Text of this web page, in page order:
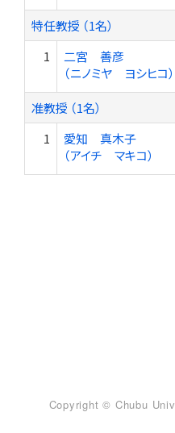
特任教授 （1名）
1
二宮 善彦
（ニノミヤ ヨシヒコ）
准教授 （1名）
1
愛知 真木子
（アイチ マキコ）
Copyright © Chubu